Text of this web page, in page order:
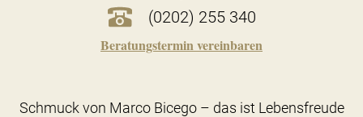
(0202) 255 340
Beratungstermin vereinbaren
Schmuck von Marco Bicego – das ist Lebensfreude